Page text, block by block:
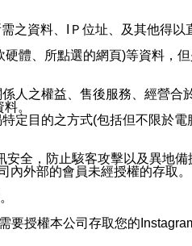
之資料、IＰ位址、及其他得以
體、所點選的網頁)等資料，
人之權益、售後服務、經營合
。
定目的之方式(包括但不限於電
全，防止駭客攻擊以及異地備
外部的會員未經授權的存取。
要授權本公司存取您的